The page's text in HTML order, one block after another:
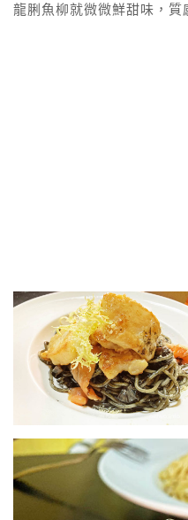
龍脷魚柳就微微鮮甜味，質